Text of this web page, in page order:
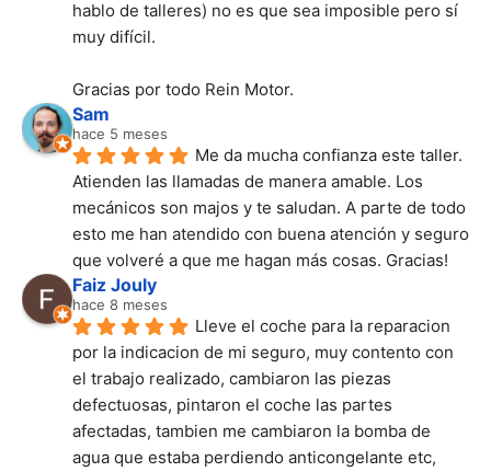
hablo de talleres) no es que sea imposible pero sí
muy difícil.
Gracias por todo Rein Motor.
Sam
hace 5 meses
Me da mucha confianza este taller.
Atienden las llamadas de manera amable. Los
mecánicos son majos y te saludan. A parte de todo
esto me han atendido con buena atención y seguro
que volveré a que me hagan más cosas. Gracias!
Faiz Jouly
hace 8 meses
Lleve el coche para la reparacion
por la indicacion de mi seguro, muy contento con
el trabajo realizado, cambiaron las piezas
defectuosas, pintaron el coche las partes
afectadas, tambien me cambiaron la bomba de
agua que estaba perdiendo anticongelante etc,